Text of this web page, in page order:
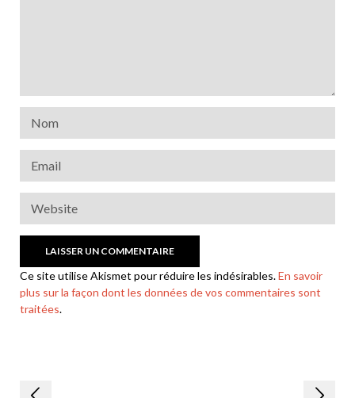
Ce site utilise Akismet pour réduire les indésirables.En savoir
plus sur la façon dont les données de vos commentaires sont
traitées.